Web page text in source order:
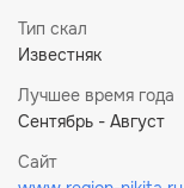
Тип скал
Известняк
Лучшее время года
Сентябрь - Август
Сайт